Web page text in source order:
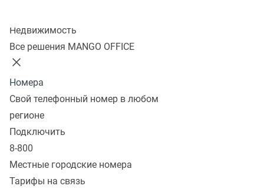
Недвижимость
Все решения MANGO OFFICE
Номера
Свой телефонный номер в любом
регионе
Подключить
8-800
Местные городские номера
Тарифы на связь